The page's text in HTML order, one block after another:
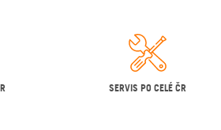
SERVIS PO CELÉ ČR